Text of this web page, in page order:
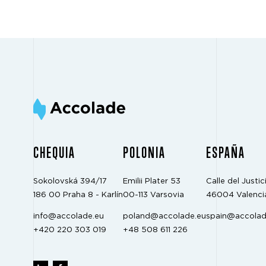
CHEQUIA
Sokolovská 394/17
186 00 Praha 8 - Karlín
info@accolade.eu
+420 220 303 019
POLONIA
Emilii Plater 53
00-113 Varsovia
poland@accolade.eu
+48 508 611 226
ESPAÑA
Calle del
46004